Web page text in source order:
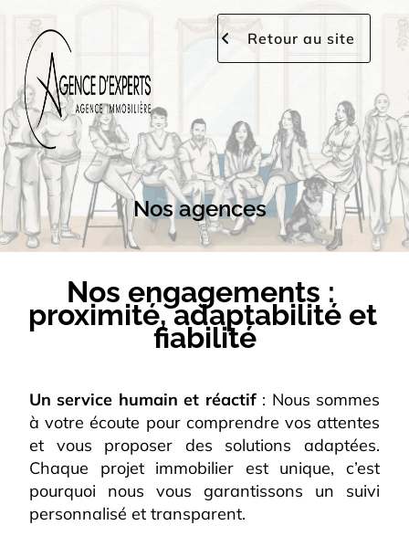
Retour au site
Nos agences
Nos engagements :
proximité, adaptabilité et
fiabilité
Un service humain et réactif : Nous sommes
à votre écoute pour comprendre vos attentes
et vous proposer des solutions adaptées.
Chaque projet immobilier est unique, c’est
pourquoi nous vous garantissons un suivi
personnalisé et transparent.